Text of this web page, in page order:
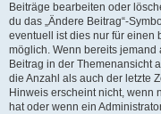
Beiträge bearbeiten oder
du das „Ändere Beitrag“-
eventuell ist dies nur für einen
möglich. Wenn bereits
Beitrag in der Themenansicht
die Anzahl als auch der letzte
Hinweis erscheint nicht, wenn
hat oder wenn ein